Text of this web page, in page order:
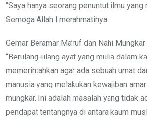
“Saya hanya seorang penuntut ilmu yang
Semoga Allah l merahmatinya.
Gemar Beramar Ma’ruf dan Nahi Mungkar
“Berulang-ulang ayat yang mulia dalam
memerintahkan agar ada sebuah umat
manusia yang melakukan kewajiban amar
mungkar. Ini adalah masalah yang tidak
pendapat tentangnya di antara kaum